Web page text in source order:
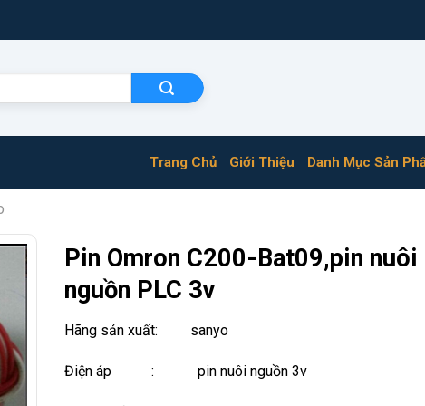
Trang Chủ Giới Thiệu Danh Mục Sản
Pin Omron C200-Bat09,pin nuôi
nguồn PLC 3v
Hãng sản xuất: sanyo
Điện áp : pin nuôi nguồn 3v